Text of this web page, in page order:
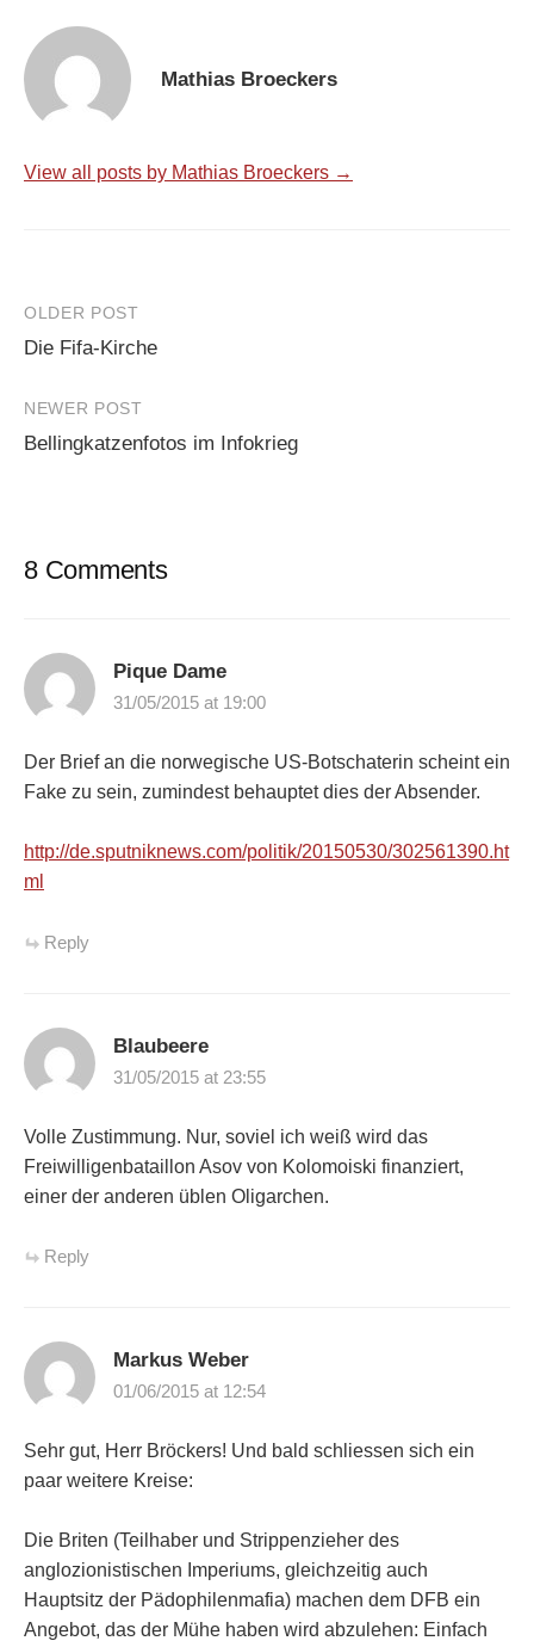
Mathias Broeckers
View all posts by Mathias Broeckers →
Post
navigation
OLDER POST
Die Fifa-Kirche
NEWER POST
Bellingkatzenfotos im Infokrieg
8 Comments
Pique Dame
31/05/2015 at 19:00
Der Brief an die norwegische US-Botschaterin scheint ein
Fake zu sein, zumindest behauptet dies der Absender.
http://de.sputniknews.com/politik/20150530/302561390.ht
ml
Reply
Blaubeere
31/05/2015 at 23:55
Volle Zustimmung. Nur, soviel ich weiß wird das
Freiwilligenbataillon Asov von Kolomoiski finanziert,
einer der anderen üblen Oligarchen.
Reply
Markus Weber
01/06/2015 at 12:54
Sehr gut, Herr Bröckers! Und bald schliessen sich ein
paar weitere Kreise:
Die Briten (Teilhaber und Strippenzieher des
anglozionistischen Imperiums, gleichzeitig auch
Hauptsitz der Pädophilenmafia) machen dem DFB ein
Angebot, das der Mühe haben wird abzulehen: Einfach